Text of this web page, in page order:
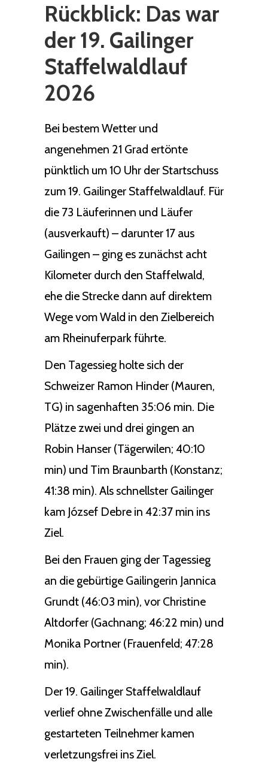
Rückblick: Das war
der 19. Gailinger
Staffelwaldlauf
2026
Bei bestem Wetter und
angenehmen 21 Grad ertönte
pünktlich um 10 Uhr der Startschuss
zum 19. Gailinger Staffelwaldlauf. Für
die 73 Läuferinnen und Läufer
(ausverkauft) – darunter 17 aus
Gailingen – ging es zunächst acht
Kilometer durch den Staffelwald,
ehe die Strecke dann auf direktem
Wege vom Wald in den Zielbereich
am Rheinuferpark führte.
Den Tagessieg holte sich der
Schweizer Ramon Hinder (Mauren,
TG) in sagenhaften 35:06 min. Die
Plätze zwei und drei gingen an
Robin Hanser (Tägerwilen; 40:10
min) und Tim Braunbarth (Konstanz;
41:38 min). Als schnellster Gailinger
kam József Debre in 42:37 min ins
Ziel.
Bei den Frauen ging der Tagessieg
an die gebürtige Gailingerin Jannica
Grundt (46:03 min), vor Christine
Altdorfer (Gachnang; 46:22 min) und
Monika Portner (Frauenfeld; 47:28
min).
Der 19. Gailinger Staffelwaldlauf
verlief ohne Zwischenfälle und alle
gestarteten Teilnehmer kamen
verletzungsfrei ins Ziel.